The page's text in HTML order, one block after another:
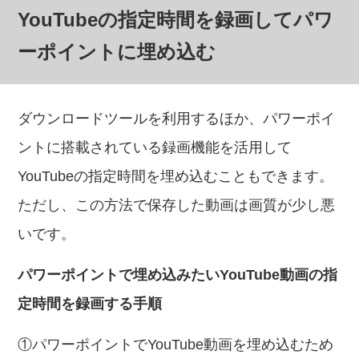
YouTubeの指定時間を録画してパワ
ーポイントに埋め込む
ダウンロードツールを利用するほか、パワーポイ
ントに搭載されている録画機能を活用して
YouTubeの指定時間を埋め込むこともできます。
ただし、この方法で保存した動画は画質が少し悪
いです。
パワーポイントで埋め込みたいYouTube動画の指
定時間を録画する手順
①パワーポイントでYouTube動画を埋め込むため